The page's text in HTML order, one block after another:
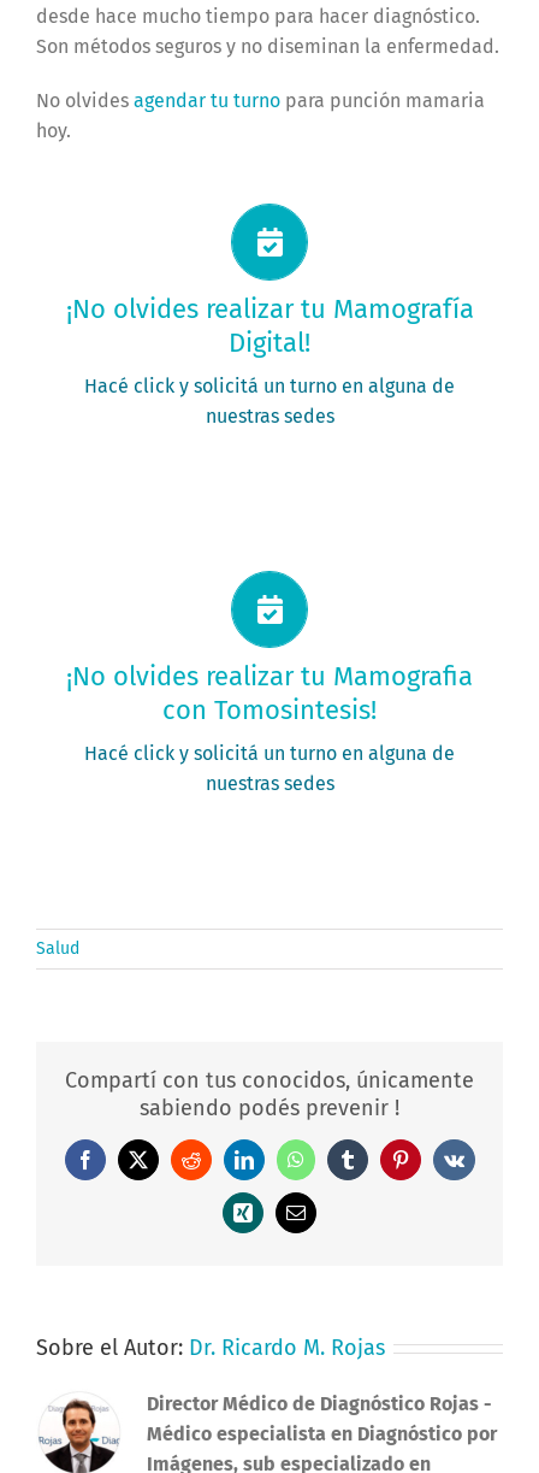
desde hace mucho tiempo para hacer diagnóstico.
Son métodos seguros y no diseminan la enfermedad.
No olvides agendar tu turnopara punción mamaria
hoy.
¡No olvides realizar tu Mamografía
Digital!
Hacé click y solicitá un turno en alguna de
nuestras sedes
Solicitá tu turno ahora
PEDÍ TU TURNO
¡No olvides realizar tu Mamografia
con Tomosintesis!
Hacé click y solicitá un turno en alguna de
nuestras sedes
Solicitá tu turno ahora
PEDIR MI TURNO
Salud
Compartí con tus conocidos, únicamente
sabiendo podés prevenir !
Facebook
X RedditLinkedInWhatsAppTumblrPinterestVk
Xing
Correo
Sobre el Autor: Dr. Ricardo M. Rojas
Director Médico de Diagnóstico Rojas -
Médico especialista en Diagnóstico por
Imágenes, sub especializado en